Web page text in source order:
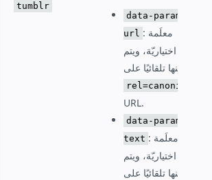
tumblr
data-param-
url : معلَمة
اختياريّة، ويتم
rel=canonical
URL.
data-param-
text : معلَمة
اختياريّة، ويتم
تعيينها تلقائيًا على: